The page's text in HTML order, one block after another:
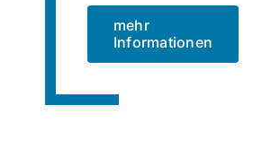
mehr
Informationen